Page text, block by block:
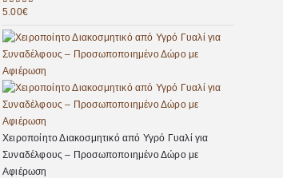
0 out of 5
5.00€
Χειροποίητο Διακοσμητικό από Υγρό Γυαλί για
Συναδέλφους – Προσωποποιημένο Δώρο με
Αφιέρωση